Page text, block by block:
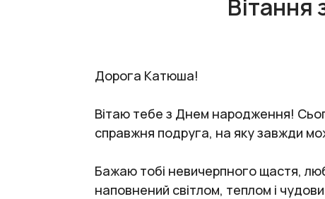
Дорога Катюша!
Вітаю тебе з Днем народження!
справжня подруга, на яку завжди
Бажаю тобі невичерпного щастя,
наповнений світлом, теплом і